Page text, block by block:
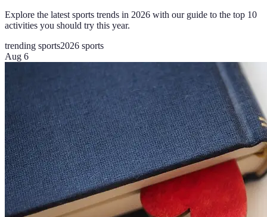
Explore the latest sports trends in 2026 with our guide to the top 10
activities you should try this year.
trending sports2026 sports
Aug 6